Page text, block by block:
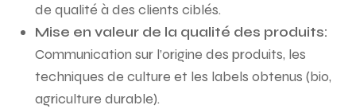
de qualité à des clients ciblés.
Mise en valeur de la qualité des produits:
Communication sur l’origine des produits, les
techniques de culture et les labels obtenus (bio,
agriculture durable).